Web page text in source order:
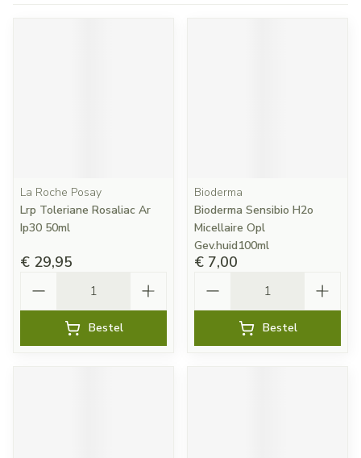
La Roche Posay
Lrp Toleriane Rosaliac Ar
Ip30 50ml
€ 29,95
Bestel
Bioderma
Bioderma Sensibio H2o
Micellaire Opl
Gev.huid100ml
€ 7,00
Bestel